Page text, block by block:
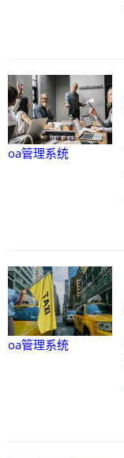
oa管理系统
oa管理系统